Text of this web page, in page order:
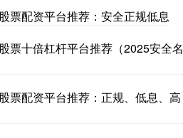
票配资平台推荐：安全正规低息
票十倍杠杆平台推荐（2025安全名
票配资平台推荐：正规、低息、高